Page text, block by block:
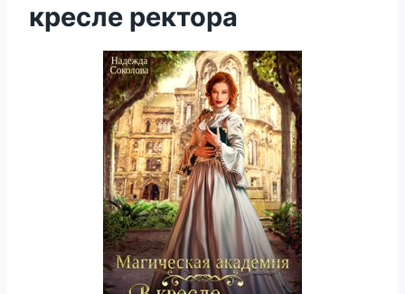
кресле ректора